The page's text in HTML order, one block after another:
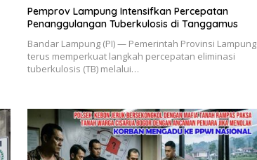
Pemprov Lampung Intensifkan Percepatan
Penanggulangan Tuberkulosis di Tanggamus
Bandar Lampung (PI) — Pemerintah Provinsi Lampung
terus memperkuat langkah percepatan eliminasi
tuberkulosis (TB) melalui…